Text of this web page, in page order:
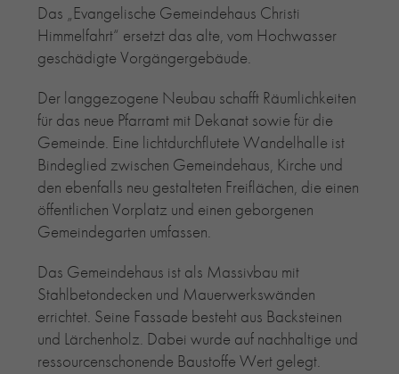
PRIVATKUNDEN
ÜBER UNS
BLOG
Das „Evangelische Gemeindehaus Christi
Himmelfahrt“ ersetzt das alte, vom Hochwasser
geschädigte Vorgängergebäude.
Der langgezogene Neubau schafft Räumlichkeiten
für das neue Pfarramt mit Dekanat sowie für die
Gemeinde. Eine lichtdurchflutete Wandelhalle ist
Bindeglied zwischen Gemeindehaus, Kirche und
den ebenfalls neu gestalteten Freiflächen, die einen
öffentlichen Vorplatz und einen geborgenen
Gemeindegarten umfassen.
Das Gemeindehaus ist als Massivbau mit
Stahlbetondecken und Mauerwerkswänden
errichtet. Seine Fassade besteht aus Backsteinen
und Lärchenholz. Dabei wurde auf nachhaltige und
ressourcenschonende Baustoffe Wert gelegt.